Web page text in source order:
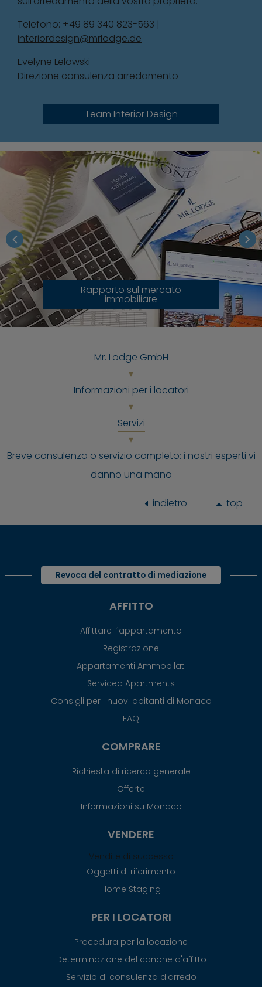
Telefono: +49 89 340 823-563 |
interiordesign@mrlodge.de
Evelyne Lelowski
Direzione consulenza arredamento
Team Interior Design
Rapporto sul mercato
immobiliare
Mr. Lodge GmbH
Informazioni per i locatori
Servizi
Breve consulenza o servizio completo: i nostri esperti vi
danno una mano
indietro top
Revoca del contratto di mediazione
AFFITTO
Affittare l´appartamento
Registrazione
Appartamenti Ammobilati
Serviced Apartments
Consigli per i nuovi abitanti di Monaco
FAQ
COMPRARE
Richiesta di ricerca generale
Offerte
Informazioni su Monaco
VENDERE
Vendite di successo
Oggetti di riferimento
Home Staging
PER I LOCATORI
Procedura per la locazione
Determinazione del canone d'affitto
Servizio di consulenza d'arredo